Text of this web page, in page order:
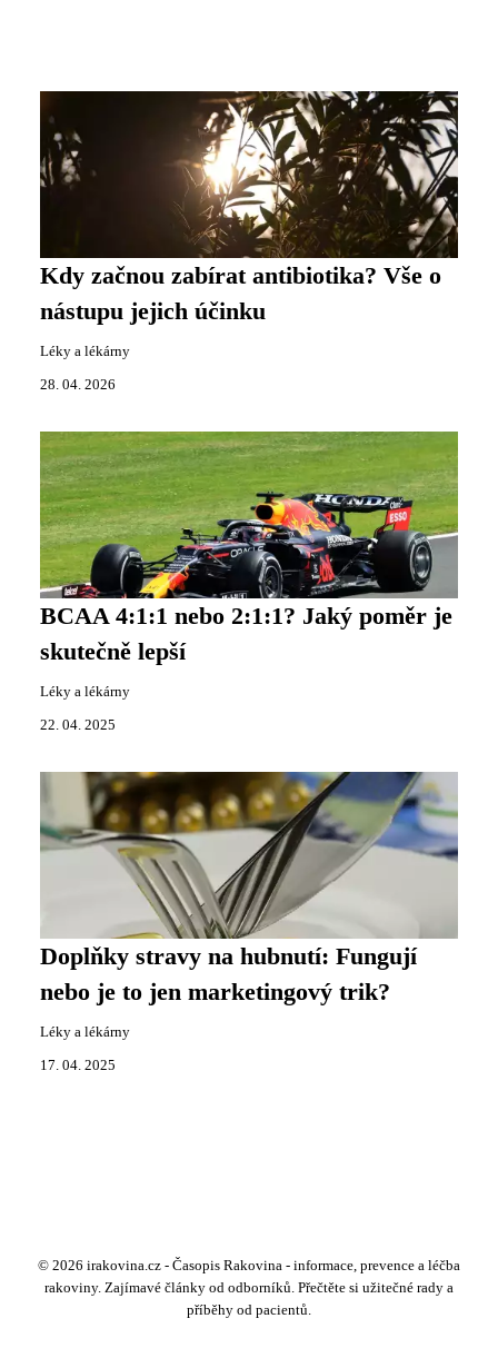
Kdy začnou zabírat antibiotika? Vše o
nástupu jejich účinku
Léky a lékárny
28. 04. 2026
BCAA 4:1:1 nebo 2:1:1? Jaký poměr je
skutečně lepší
Léky a lékárny
22. 04. 2025
Doplňky stravy na hubnutí: Fungují
nebo je to jen marketingový trik?
Léky a lékárny
17. 04. 2025
© 2026 irakovina.cz - Časopis Rakovina - informace, prevence a léčba
rakoviny. Zajímavé články od odborníků. Přečtěte si užitečné rady a
příběhy od pacientů.